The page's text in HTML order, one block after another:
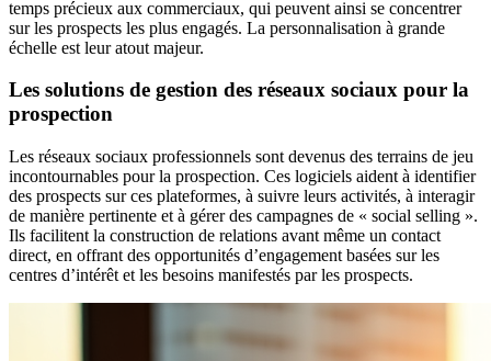
temps précieux aux commerciaux, qui peuvent ainsi se concentrer
sur les prospects les plus engagés. La personnalisation à grande
échelle est leur atout majeur.
Les solutions de gestion des réseaux sociaux pour la
prospection
Les réseaux sociaux professionnels sont devenus des terrains de jeu
incontournables pour la prospection. Ces logiciels aident à identifier
des prospects sur ces plateformes, à suivre leurs activités, à interagir
de manière pertinente et à gérer des campagnes de « social selling ».
Ils facilitent la construction de relations avant même un contact
direct, en offrant des opportunités d’engagement basées sur les
centres d’intérêt et les besoins manifestés par les prospects.